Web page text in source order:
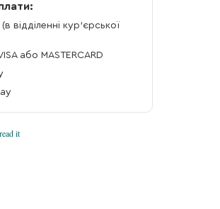
відділенні кур'єрської
або MASTERCARD